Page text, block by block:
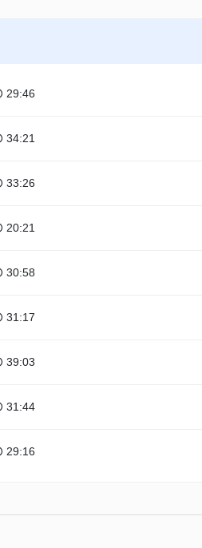
29:46 دقائق
34:21 دقائق
33:26 دقائق
20:21 دقائق
30:58 دقائق
31:17 دقائق
39:03 دقائق
31:44 دقائق
29:16 دقائق